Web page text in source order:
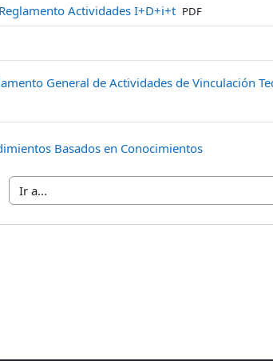
Actividades I+D+i+t Archivo
PDF
General de Actividades de Vinculación
Basados en Conocimientos